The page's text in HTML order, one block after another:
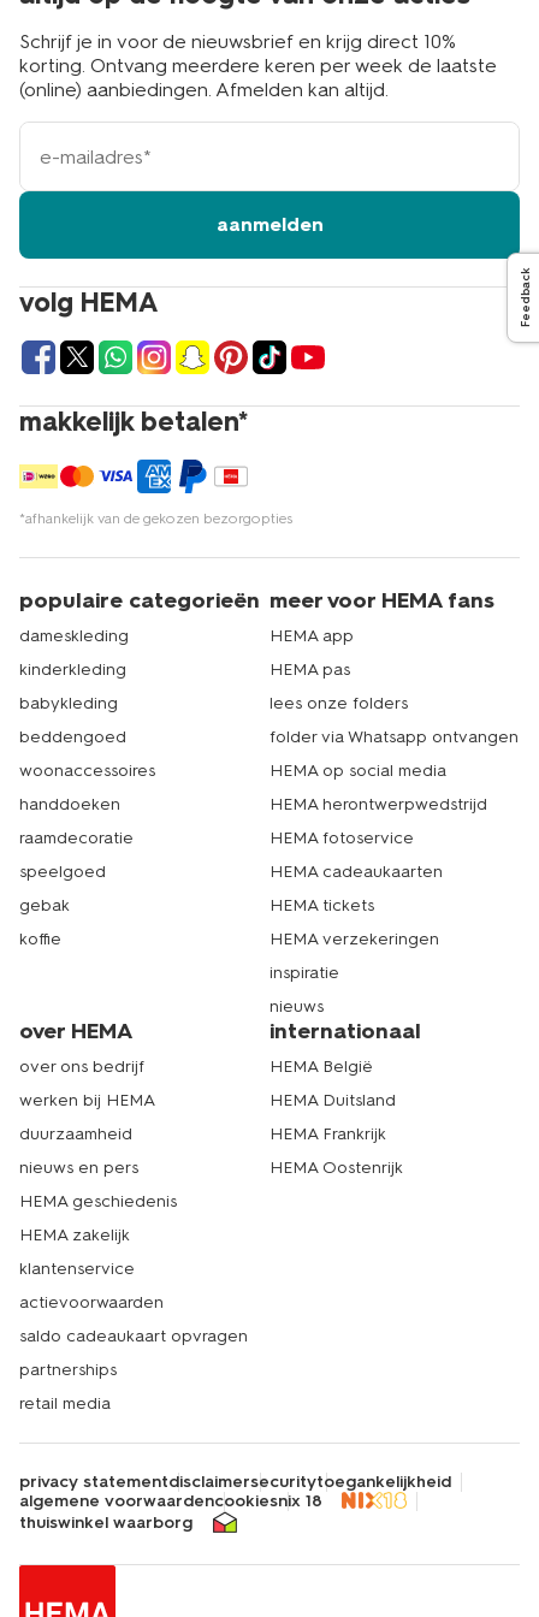
volg HEMA
makkelijk betalen*
*afhankelijk van de gekozen bezorgopties
Schrijf je in voor de nieuwsbrief en krijg direct 10%
korting. Ontvang meerdere keren per week de laatste
(online) aanbiedingen. Afmelden kan altijd.
e-
mailadres
aanmelden
populaire categorieën
dameskleding
kinderkleding
babykleding
beddengoed
woonaccessoires
handdoeken
raamdecoratie
speelgoed
gebak
koffie
meer voor HEMA fans
HEMA app
HEMA pas
lees onze folders
folder via Whatsapp ontvangen
HEMA op social media
HEMA herontwerpwedstrijd
HEMA fotoservice
HEMA cadeaukaarten
HEMA tickets
HEMA verzekeringen
inspiratie
nieuws
over HEMA
over ons bedrijf
werken bij HEMA
duurzaamheid
nieuws en pers
HEMA geschiedenis
HEMA zakelijk
klantenservice
actievoorwaarden
saldo cadeaukaart opvragen
partnerships
retail media
internationaal
HEMA België
HEMA Duitsland
HEMA Frankrijk
HEMA Oostenrijk
privacy statementdisclaimersecuritytoegankelijkheid
algemene voorwaardencookiesnix 18
thuiswinkel waarborg
Feedback